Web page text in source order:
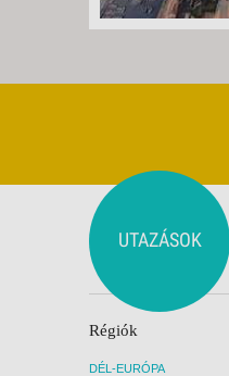
UTAZÁSOK
Régiók
DÉL-EURÓPA